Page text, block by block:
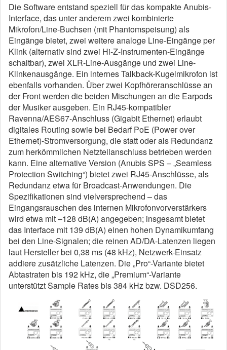
Die Software entstand speziell für das kompakte Anubis-
Interface, das unter anderem zwei kombinierte
Mikrofon/Line-Buchsen (mit Phantomspeisung) als
Eingänge bietet, zwei weitere analoge Line-Eingänge per
Klink (alternativ sind zwei Hi-Z-Instrumenten-Eingänge
schaltbar), zwei XLR-Line-Ausgänge und zwei Line-
Klinkenausgänge. Ein internes Talkback-Kugelmikrofon ist
ebenfalls vorhanden. Über zwei Kopfhöreranschlüsse an
der Front werden die beiden Mischungen an die Earpods
der Musiker ausgeben. Ein RJ45-kompatibler
Ravenna/AES67-Anschluss (Gigabit Ethernet) erlaubt
digitales Routing sowie bei Bedarf PoE (Power over
Ethernet)-Stromversorgung, die statt oder als Redundanz
zum herkömmlichen Netzteilanschluss betrieben werden
kann. Eine alternative Version (Anubis SPS – „Seamless
Protection Switching“) bietet zwei RJ45-Anschlüsse, als
Redundanz etwa für Broadcast-Anwendungen. Die
Spezifikationen sind vielversprechend – das
Eingangsrauschen des internen Mikrofonvorverstärkers
wird etwa mit –128 dB(A) angegeben; insgesamt bietet
das Interface mit 139 dB(A) einen hohen Dynamikumfang
bei den Line-Signalen; die reinen AD/DA-Latenzen liegen
laut Hersteller bei 0,38 ms (48 kHz), Netzwerk-Einsatz
addiere zusätzliche Latenzen. Die „Pro“-Variante bietet
Abtastraten bis 192 kHz, die „Premium“-Variante
unterstützt Sample Rates bis 384 kHz bzw. DSD256.